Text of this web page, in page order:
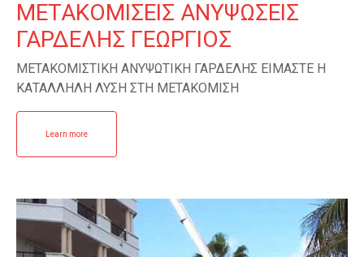
ΜΕΤΑΚΟΜΙΣΕΙΣ ΑΝΥΨΩΣΕΙΣ
ΓΑΡΔΕΛΗΣ ΓΕΩΡΓΙΟΣ
ΜΕΤΑΚΟΜΙΣΤΙΚΗ ΑΝΥΨΩΤΙΚΗ ΓΑΡΔΕΛΗΣ ΕΙΜΑΣΤΕ Η
ΚΑΤΑΛΛΗΛΗ ΛΥΣΗ ΣΤΗ ΜΕΤΑΚΟΜΙΣΗ
Learn more